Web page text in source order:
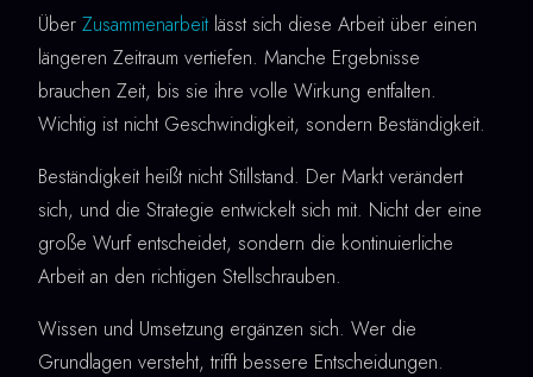
Über Zusammenarbeit lässt sich diese Arbeit über einen
längeren Zeitraum vertiefen. Manche Ergebnisse
brauchen Zeit, bis sie ihre volle Wirkung entfalten.
Wichtig ist nicht Geschwindigkeit, sondern Beständigkeit.
Beständigkeit heißt nicht Stillstand. Der Markt verändert
sich, und die Strategie entwickelt sich mit. Nicht der eine
große Wurf entscheidet, sondern die kontinuierliche
Arbeit an den richtigen Stellschrauben.
Wissen und Umsetzung ergänzen sich. Wer die
Grundlagen versteht, trifft bessere Entscheidungen.